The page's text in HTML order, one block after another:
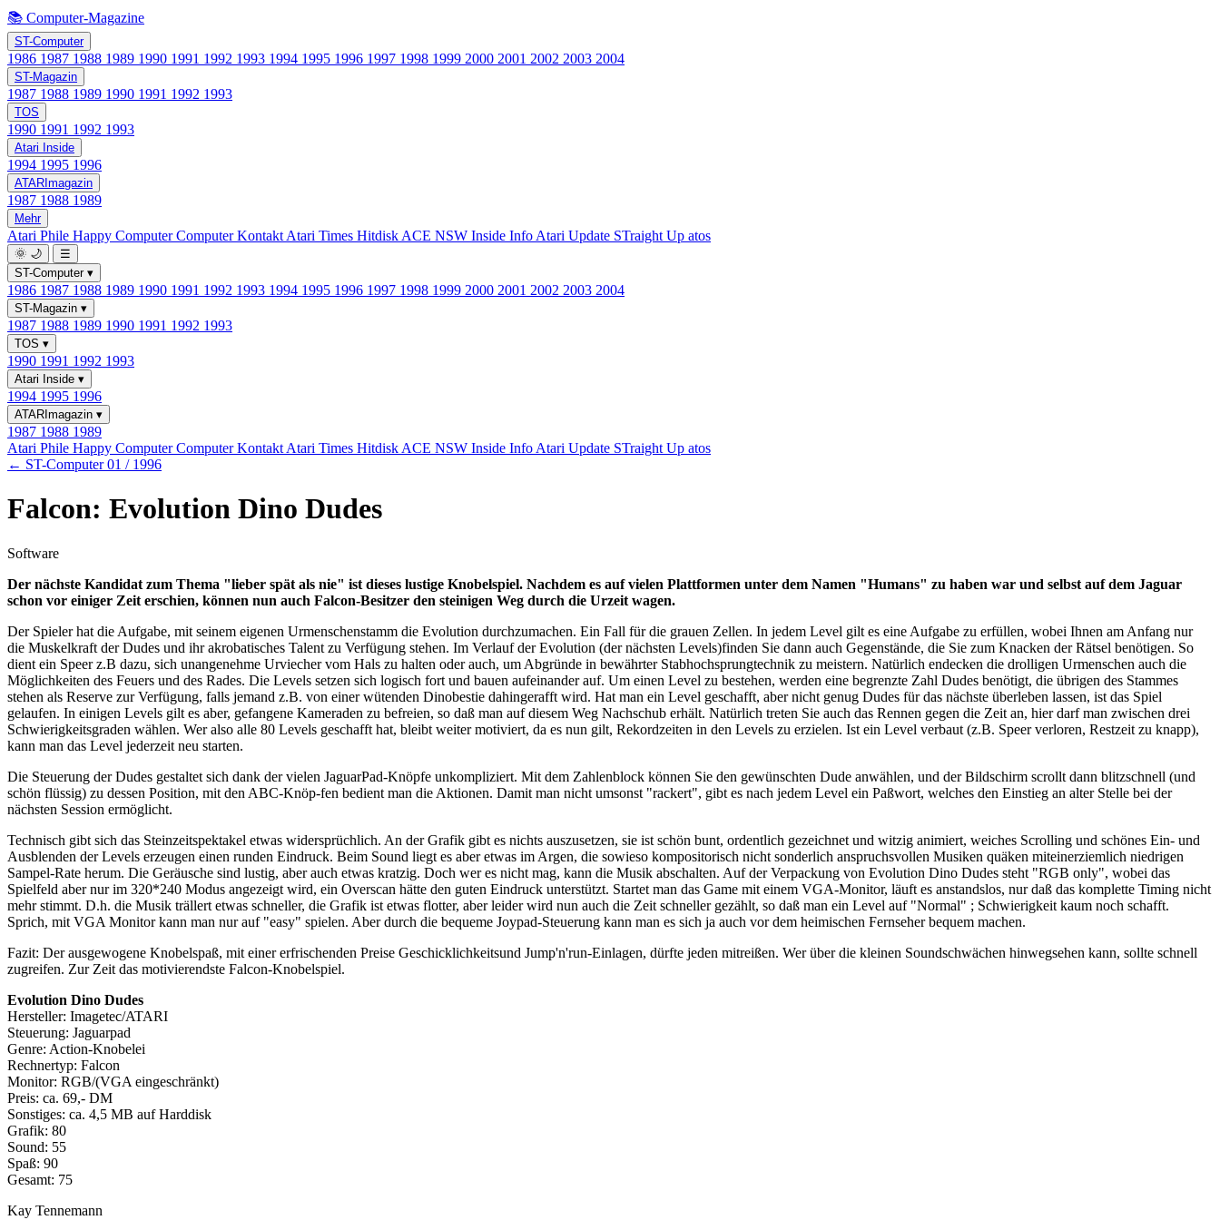
📚 Computer-Magazine
ST-Computer
1986 1987 1988 1989 1990 1991 1992 1993 1994 1995 1996 1997 1998 1999 2000 2001 2002 2003 2004
ST-Magazin
1987 1988 1989 1990 1991 1992 1993
TOS
1990 1991 1992 1993
Atari Inside
1994 1995 1996
ATARImagazin
1987 1988 1989
Mehr
Atari Phile Happy ComputerComputer Kontakt Atari Times Hitdisk ACE NSW Inside Info Atari Update STraight Up atos
🌞 🌙
☰
ST-Computer ▾
1986 1987 1988 1989 1990 1991 1992 1993 1994 1995 1996 1997 1998 1999 2000 2001 2002 2003 2004
ST-Magazin ▾
1987 1988 1989 1990 1991 1992 1993
TOS ▾
1990 1991 1992 1993
Atari Inside ▾
1994 1995 1996
ATARImagazin ▾
1987 1988 1989
Atari Phile Happy ComputerComputer Kontakt Atari Times Hitdisk ACE NSW Inside Info Atari Update STraight Up atos
← ST-Computer 01 / 1996
Falcon: Evolution Dino Dudes
Software
Der nächste Kandidat zum Thema "lieber spät als nie" ist dieses lustige Knobelspiel. Nachdem es auf vielen Plattformen unter dem Namen "Humans" zu haben war und selbst auf dem Jaguar
schon vor einiger Zeit erschien, können nun auch Falcon-Besitzer den steinigen Weg durch die Urzeit wagen.
Der Spieler hat die Aufgabe, mit seinem eigenen Urmenschenstamm die Evolution durchzumachen. Ein Fall für die grauen Zellen. In jedem Level gilt es eine Aufgabe zu erfüllen, wobei Ihnen am Anfang nur
die Muskelkraft der Dudes und ihr akrobatisches Talent zu Verfügung stehen. Im Verlauf der Evolution (der nächsten Levels)finden Sie dann auch Gegenstände, die Sie zum Knacken der Rätsel benötigen. So
dient ein Speer z.B dazu, sich unangenehme Urviecher vom Hals zu halten oder auch, um Abgründe in bewährter Stabhochsprungtechnik zu meistern. Natürlich endecken die drolligen Urmenschen auch die
Möglichkeiten des Feuers und des Rades. Die Levels setzen sich logisch fort und bauen aufeinander auf. Um einen Level zu bestehen, werden eine begrenzte Zahl Dudes benötigt, die übrigen des Stammes
stehen als Reserve zur Verfügung, falls jemand z.B. von einer wütenden Dinobestie dahingerafft wird. Hat man ein Level geschafft, aber nicht genug Dudes für das nächste überleben lassen, ist das Spiel
gelaufen. In einigen Levels gilt es aber, gefangene Kameraden zu befreien, so daß man auf diesem Weg Nachschub erhält. Natürlich treten Sie auch das Rennen gegen die Zeit an, hier darf man zwischen drei
Schwierigkeitsgraden wählen. Wer also alle 80 Levels geschafft hat, bleibt weiter motiviert, da es nun gilt, Rekordzeiten in den Levels zu erzielen. Ist ein Level verbaut (z.B. Speer verloren, Restzeit zu knapp),
kann man das Level jederzeit neu starten.
Die Steuerung der Dudes gestaltet sich dank der vielen JaguarPad-Knöpfe unkompliziert. Mit dem Zahlenblock können Sie den gewünschten Dude anwählen, und der Bildschirm scrollt dann blitzschnell (und
schön flüssig) zu dessen Position, mit den ABC-Knöp-fen bedient man die Aktionen. Damit man nicht umsonst "rackert", gibt es nach jedem Level ein Paßwort, welches den Einstieg an alter Stelle bei der
nächsten Session ermöglicht.
Technisch gibt sich das Steinzeitspektakel etwas widersprüchlich. An der Grafik gibt es nichts auszusetzen, sie ist schön bunt, ordentlich gezeichnet und witzig animiert, weiches Scrolling und schönes Ein- und
Ausblenden der Levels erzeugen einen runden Eindruck. Beim Sound liegt es aber etwas im Argen, die sowieso kompositorisch nicht sonderlich anspruchsvollen Musiken quäken miteinerziemlich niedrigen
Sampel-Rate herum. Die Geräusche sind lustig, aber auch etwas kratzig. Doch wer es nicht mag, kann die Musik abschalten. Auf der Verpackung von Evolution Dino Dudes steht "RGB only", wobei das
Spielfeld aber nur im 320*240 Modus angezeigt wird, ein Overscan hätte den guten Eindruck unterstützt. Startet man das Game mit einem VGA-Monitor, läuft es anstandslos, nur daß das komplette Timing nicht
mehr stimmt. D.h. die Musik trällert etwas schneller, die Grafik ist etwas flotter, aber leider wird nun auch die Zeit schneller gezählt, so daß man ein Level auf "Normal" ; Schwierigkeit kaum noch schafft.
Sprich, mit VGA Monitor kann man nur auf "easy" spielen. Aber durch die bequeme Joypad-Steuerung kann man es sich ja auch vor dem heimischen Fernseher bequem machen.
Fazit: Der ausgewogene Knobelspaß, mit einer erfrischenden Preise Geschicklichkeitsund Jump'n'run-Einlagen, dürfte jeden mitreißen. Wer über die kleinen Soundschwächen hinwegsehen kann, sollte schnell
zugreifen. Zur Zeit das motivierendste Falcon-Knobelspiel.
Evolution Dino Dudes
Hersteller: Imagetec/ATARI
Steuerung: Jaguarpad
Genre: Action-Knobelei
Rechnertyp: Falcon
Monitor: RGB/(VGA eingeschränkt)
Preis: ca. 69,- DM
Sonstiges: ca. 4,5 MB auf Harddisk
Grafik: 80
Sound: 55
Spaß: 90
Gesamt: 75
Kay Tennemann